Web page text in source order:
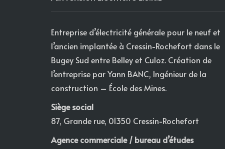
Entreprise d’électricité générale pour le neuf et
l’ancien implantée à Cressin-Rochefort dans le
Bugey Sud entre Belley et Culoz. Création de
l’entreprise par Yann BANC, Ingénieur de la
construction – École des Mines.
Siège social
87, Grande rue, 01350 Cressin-Rochefort
Agence commerciale / bureau d’études